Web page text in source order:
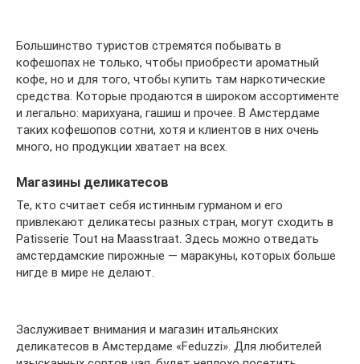
Большинство туристов стремятся побывать в
кофешопах не только, чтобы приобрести ароматный
кофе, но и для того, чтобы купить там наркотические
средства. Которые продаются в широком ассортименте
и легально: марихуана, гашиш и прочее. В Амстердаме
таких кофешопов сотни, хотя и клиентов в них очень
много, но продукции хватает на всех.
Магазины деликатесов
Те, кто считает себя истинным гурманом и его
привлекают деликатесы разных стран, могут сходить в
Patisserie Tout на Maasstraat. Здесь можно отведать
амстердамские пирожные — маракуны, которых больше
нигде в мире не делают.
Заслуживает внимания и магазин итальянских
деликатесов в Амстердаме «Feduzzi». Для любителей